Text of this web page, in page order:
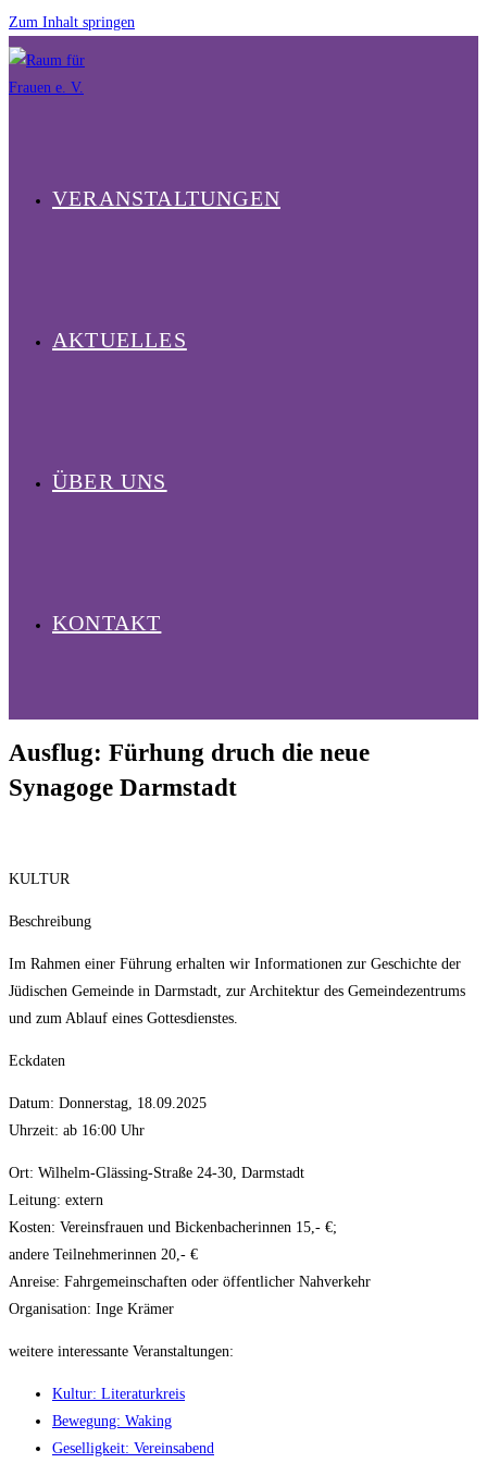
Zum Inhalt springen
VERANSTALTUNGEN
AKTUELLES
ÜBER UNS
KONTAKT
Ausflug: Fürhung druch die neue
Synagoge Darmstadt
KULTUR
Beschreibung
Im Rahmen einer Führung erhalten wir Informationen zur Geschichte der
Jüdischen Gemeinde in Darmstadt, zur Architektur des Gemeindezentrums
und zum Ablauf eines Gottesdienstes.
Eckdaten
Datum: Donnerstag, 18.09.2025
Uhrzeit: ab 16:00 Uhr
Ort: Wilhelm-Glässing-Straße 24-30, Darmstadt
Leitung: extern
Kosten: Vereinsfrauen und Bickenbacherinnen 15,- €;
andere Teilnehmerinnen 20,- €
Anreise: Fahrgemeinschaften oder öffentlicher Nahverkehr
Organisation: Inge Krämer
weitere interessante Veranstaltungen:
Kultur: Literaturkreis
Bewegung: Waking
Geselligkeit: Vereinsabend